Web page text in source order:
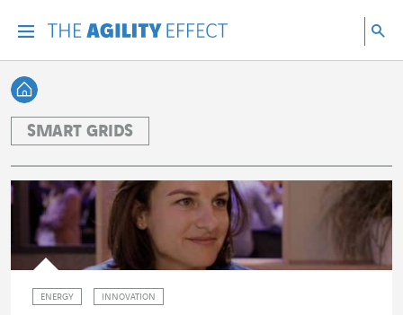
Retour à l'accueil
SMART GRIDS
ENERGY INNOVATION